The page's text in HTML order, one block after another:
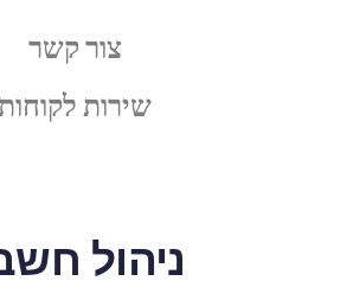
צור קשר
שירות לקוחות
ניהול